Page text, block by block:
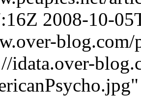
2008-10-
idata.over-